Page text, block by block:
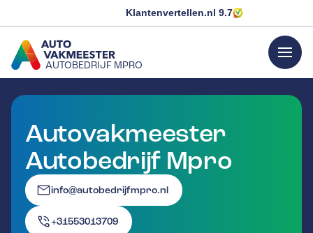
Klantenvertellen.nl 9.7
AUTOBEDRIJF MPRO
GA NAAR DE HOMEPAGINA
menu
Autovakmeester
Autobedrijf Mpro
info@autobedrijfmpro.nl
+31553013709